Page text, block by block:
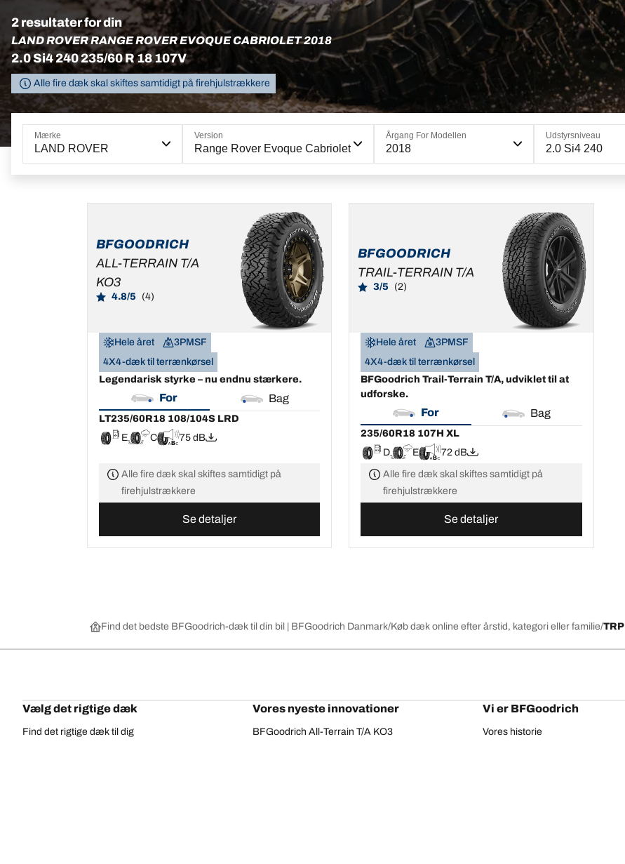
2 resultater for din
LAND ROVER RANGE ROVER EVOQUE CABRIOLET 2018
2.0 Si4 240 235/60 R 18 107V
Alle fire dæk skal skiftes samtidigt på firehjulstrækkere
Mærke
LAND ROVER
Version
Range Rover Evoque Cabriolet
Årgang For Modellen
2018
Udstyrsniveau
2.0 Si4 240
BFGOODRICH
ALL-TERRAIN T/A
KO3
4.8/5 (4)
Hele året
3PMSF
4X4-dæk til terrænkørsel
Legendarisk styrke – nu endnu stærkere.
For Bag
LT235/60R18 108/104S LRD
E
C 75 dB
E
C 75 dB
Alle fire dæk skal skiftes samtidigt på
firehjulstrækkere
Se detaljer
BFGOODRICH
TRAIL-TERRAIN T/A
3/5 (2)
Hele året
3PMSF
4X4-dæk til terrænkørsel
BFGoodrich Trail-Terrain T/A, udviklet til at
udforske.
For Bag
235/60R18 107H XL
D
E 72 dB
Alle fire dæk skal skiftes samtidigt på
firehjulstrækkere
Se detaljer
Find det bedste BFGoodrich-dæk til din bil | BFGoodrich Danmark Køb dæk online efter årstid, kategori eller familie TRP
Vælg det rigtige dæk
Find det rigtige dæk til dig
Vores nyeste innovationer
BFGoodrich All-Terrain T/A KO3
Vi er BFGoodrich
Vores historie